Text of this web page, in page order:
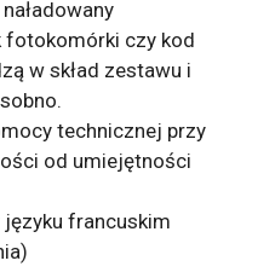
fotokomórki czy kod
w skład zestawu i
technicznej przy
od umiejętności
francuskim